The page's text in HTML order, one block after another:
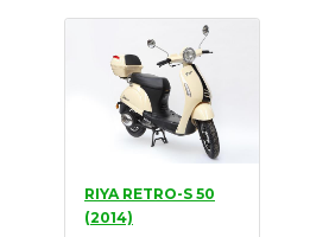
Tasaciones
Formulario
Empresa
Contacto
RIYA RETRO-S 50
(2014)